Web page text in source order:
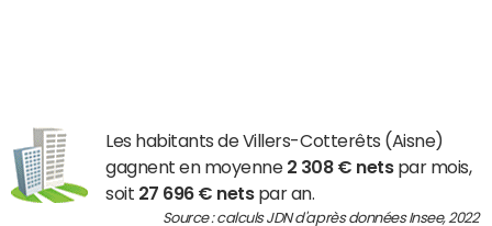
Les habitants de Villers-Cotterêts (Aisne)
gagnent en moyenne 2 308 € netspar mois,
soit 27 696 € netspar an.
Source : calculs JDN d'après données Insee, 2022